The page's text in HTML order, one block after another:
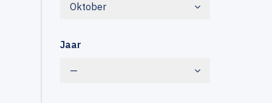
Oktober
Jaar
—